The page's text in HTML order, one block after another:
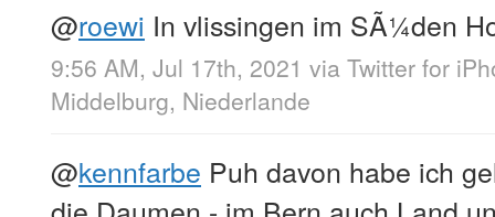
@roewi In vlissingen im SÃ¼den
9:56 AM, Jul 17th, 2021 via Twitter for
Middelburg, Niederlande
@kennfarbe Puh davon habe ich